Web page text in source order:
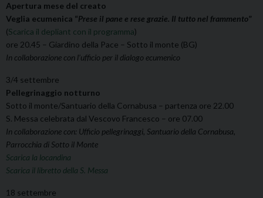
Apertura mese del creato
Veglia ecumenica “Prese il pane e rese grazie. Il tutto nel frammento”
(Scarica il depliant con il programma)
ore 20.45 – Giardino della Pace – Sotto il monte (BG)
In collaborazione con l’ufficio per il dialogo ecumenico
3/4 settembre
Pellegrinaggio notturno
Sotto il monte/Santuario della Cornabusa – partenza ore 22.00
S. Messa celebrata dal Vescovo Francesco – ore 07.00
In collaborazione con: Ufficio pellegrinaggi, Santuario della Cornabusa,
Parrocchia di Sotto il Monte
Scarica la locandina
Scarica il libretto della S. Messa
18 settembre